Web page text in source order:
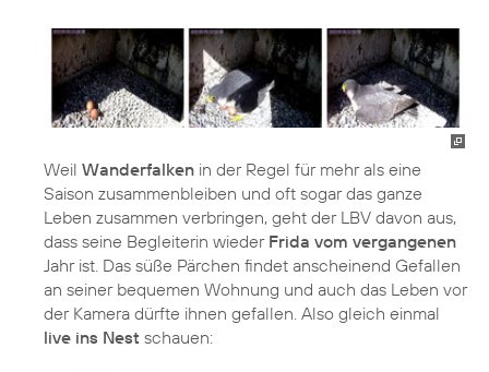
Weil Wanderfalken in der Regel für mehr als eine
Saison zusammenbleiben und oft sogar das ganze
Leben zusammen verbringen, geht der LBV davon aus,
dass seine Begleiterin wieder Frida vom vergangenen
Jahr ist. Das süße Pärchen findet anscheinend Gefallen
an seiner bequemen Wohnung und auch das Leben vor
der Kamera dürfte ihnen gefallen. Also gleich einmal
live ins Nest schauen: